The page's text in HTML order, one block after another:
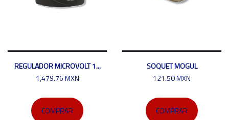
REGULADOR MICROVOLT 1...
1,479.76 MXN
COMPRAR
SOQUET MOGUL
121.50 MXN
COMPRAR